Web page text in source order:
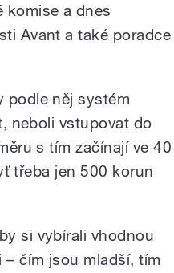
komise a dnes
Avant a také poradce
podle něj systém
neboli vstupovat do
s tím začínají ve 40
třeba jen 500 korun
si vybírali vhodnou
čím jsou mladší, tím